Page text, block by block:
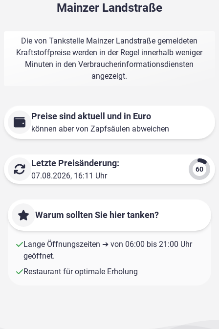
Mainzer Landstraße
Die von Tankstelle Mainzer Landstraße gemeldeten
Kraftstoffpreise werden in der Regel innerhalb weniger
Minuten in den Verbraucherinformationsdiensten
angezeigt.
Preise sind aktuell und in Euro
können aber von Zapfsäulen abweichen
Letzte Preisänderung:
07.08.2026, 16:11 Uhr
Warum sollten Sie hier tanken?
Lange Öffnungszeiten ➔ von 06:00 bis 21:00 Uhr
geöffnet.
Restaurant für optimale Erholung